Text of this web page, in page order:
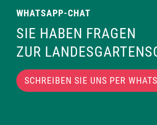
WHATSAPP-CHAT
SIE HABEN FRAGEN
ZUR
SCHREIBEN SIE UNS PER